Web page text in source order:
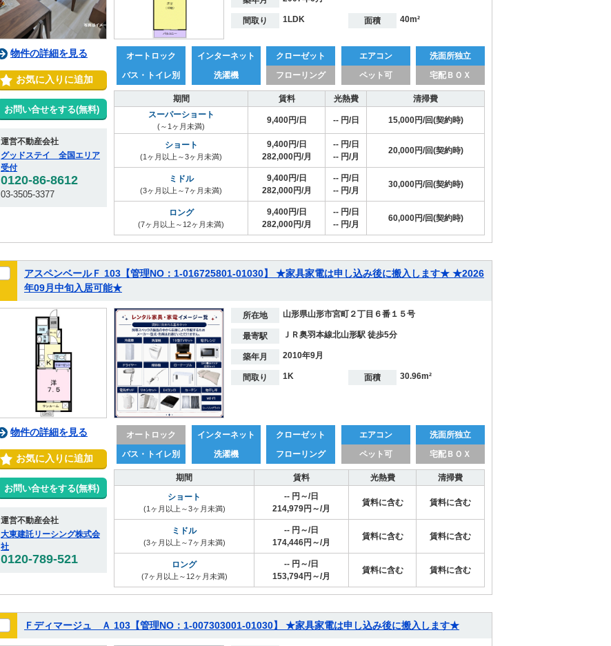
間取り 1LDK 面積 40m²
物件の詳細を見る
お気に入りに追加
お問い合せをする(無料)
運営不動産会社
グッドステイ 全国エリア
受付
0120-86-8612
03-3505-3377
オートロック インターネット クローゼット エアコン
洗面所独立
バス・トイレ別
洗濯機 フローリング ペット可 宅配ＢＯＸ
期間 賃料 光熱費
清掃費
スーパーショート
(～1ヶ月未満)
9,400円/日 -- 円/日 15,000円/回(契約時)
ショート
(1ヶ月以上～3ヶ月未満)
9,400円/日
282,000円/月
-- 円/日
-- 円/月
20,000円/回(契約時)
ミドル
(3ヶ月以上～7ヶ月未満)
9,400円/日
282,000円/月
-- 円/日
-- 円/月
30,000円/回(契約時)
ロング
(7ヶ月以上～12ヶ月未満)
9,400円/日
282,000円/月
-- 円/日
-- 円/月
60,000円/回(契約時)
アスペンベールＦ 103【管理NO：1-016725801-01030】 ★家具家電は申し込み後に搬入します★ ★2026
年09月中旬入居可能★
所在地 山形県山形市宮町２丁目６番１５号
最寄駅 ＪＲ奥羽本線北山形駅 徒歩5分
築年月 2010年9月
間取り 1K 面積 30.96m²
物件の詳細を見る
お気に入りに追加
お問い合せをする(無料)
運営不動産会社
大東建託リーシング株式会
社
0120-789-521
オートロック インターネット クローゼット エアコン
洗面所独立
バス・トイレ別
洗濯機 フローリング ペット可 宅配ＢＯＸ
期間 賃料 光熱費
清掃費
ショート
(1ヶ月以上～3ヶ月未満)
-- 円～/日
214,979円～/月
賃料に含む 賃料に含む
ミドル
(3ヶ月以上～7ヶ月未満)
-- 円～/日
174,446円～/月
賃料に含む 賃料に含む
ロング
(7ヶ月以上～12ヶ月未満)
-- 円～/日
153,794円～/月
賃料に含む 賃料に含む
Ｆディマージュ Ａ 103【管理NO：1-007303001-01030】 ★家具家電は申し込み後に搬入します★